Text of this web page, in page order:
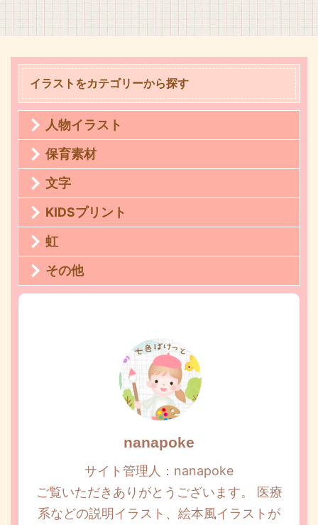
イラストをカテゴリーから探す
人物イラスト
保育素材
文字
KIDSプリント
虹
その他
nanapoke
サイト管理人：nanapoke
ご覧いただきありがとうございます。 医療
系などの説明イラスト、絵本風イラストが